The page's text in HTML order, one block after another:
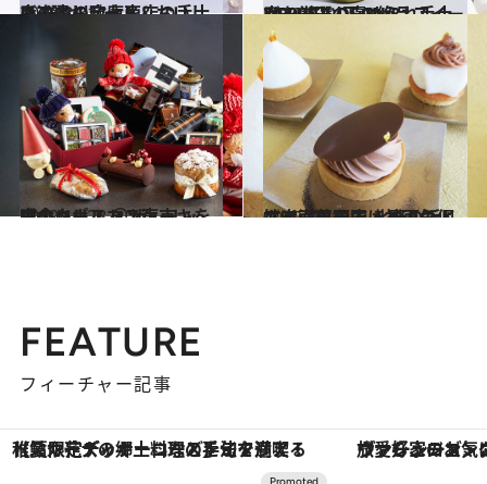
2019.8.31
あの中川政七商店の手土産7選 キュート＆おいしい逸品の宝庫！
グルメ 2019.8.3
3,000円以下の絶品スイーツを厳選 DEAN & DELUCAの褒められ手土産
グルメ
2019.10.28
噂のクリスマスケーキを実食レポ！ ＠ザ・リッツ・カールトン東京
グルメ 2019.10.13
スイーツ天国・神戸の個性派洋菓子店 北野の近くで完売になるほど人気！
グルメ
FEATURE
フィーチャー記事
ヴァシュロン・コンスタンタン「オーヴァーシーズ・オートマティック」。旅愛好家のお気に入りコレクションから、ジェンダーレスな新作が登場